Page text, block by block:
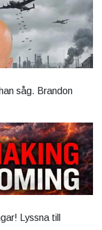
såg. Brandon
Lyssna till